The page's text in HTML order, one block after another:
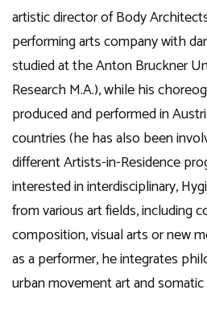
artistic director of Body
performing arts company with
studied at the Anton Bruckner
Research M.A.), while his
produced and performed in
countries (he has also been
different Artists-in-Residence
interested in interdisciplinary,
from various art fields, including
composition, visual arts or new
as a performer, he integrates
urban movement art and